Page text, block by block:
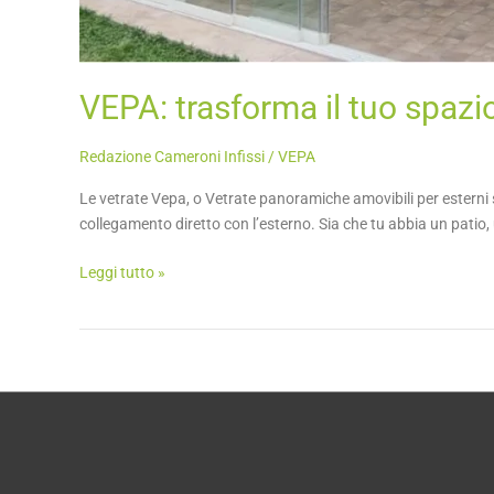
VEPA: trasforma il tuo
Redazione Cameroni Infissi /VEPA
Le vetrate Vepa, o Vetrate panoramiche amovibili per
collegamento diretto con l’esterno. Sia che tu abbia un
Leggi tutto »